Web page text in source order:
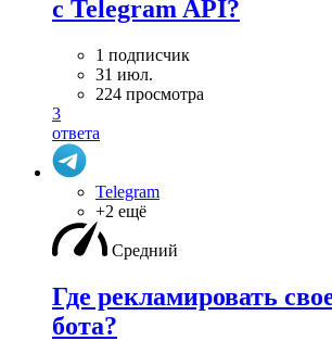
с Telegram API?
1 подписчик
31 июл.
224 просмотра
3
ответа
Telegram
+2 ещё
Средний
Где рекламировать
бота?